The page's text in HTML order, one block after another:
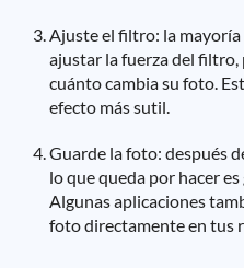
Ajuste el filtro: la mayoría
ajustar la fuerza del
cuánto cambia su foto.
efecto más sutil.
Guarde la foto: después
lo que queda por hacer
Algunas aplicaciones
foto directamente en tus